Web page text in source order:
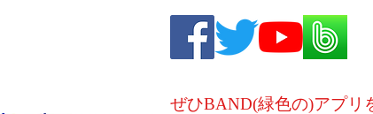
ぜひBAND(緑色の)アプリ